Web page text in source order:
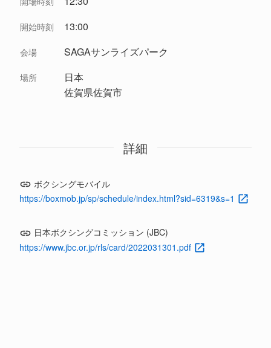
開始時刻 13:00
会場 SAGAサンライズパーク
場所
日本
佐賀県佐賀市
詳細
ボクシングモバイル
https://boxmob.jp/sp/schedule/index.html?sid=6319&s=1
日本ボクシングコミッション (JBC)
https://www.jbc.or.jp/rls/card/2022031301.pdf